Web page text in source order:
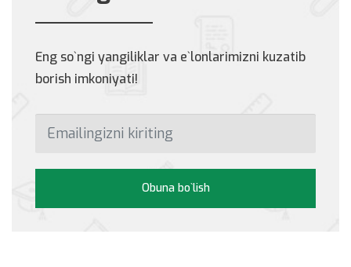
Eng so`ngi yangiliklar va e`lonlarimizni kuzatib
borish imkoniyati!
Obuna bo`lish